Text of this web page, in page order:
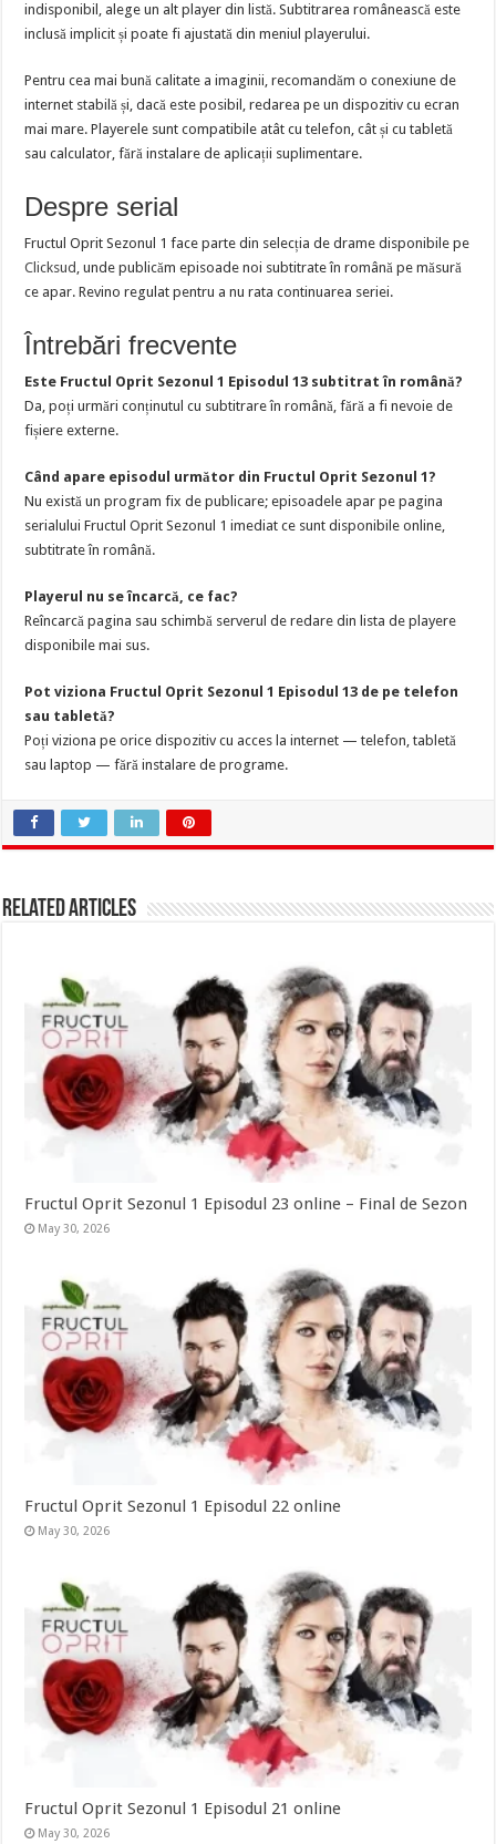
indisponibil, alege un alt player din listă. Subtitrarea românească este
inclusă implicit și poate fi ajustată din meniul playerului.
Pentru cea mai bună calitate a imaginii, recomandăm o conexiune de
internet stabilă și, dacă este posibil, redarea pe un dispozitiv cu ecran
mai mare. Playerele sunt compatibile atât cu telefon, cât și cu tabletă
sau calculator, fără instalare de aplicații suplimentare.
Despre serial
Fructul Oprit Sezonul 1 face parte din selecția de drame disponibile pe
Clicksud , unde publicăm episoade noi subtitrate în română pe măsură
ce apar. Revino regulat pentru a nu rata continuarea seriei.
Întrebări frecvente
Este Fructul Oprit Sezonul 1 Episodul 13 subtitrat în română?
Da, poți urmări conținutul cu subtitrare în română, fără a fi nevoie de
fișiere externe.
Când apare episodul următor din Fructul Oprit Sezonul 1?
Nu există un program fix de publicare; episoadele apar pe pagina
serialului Fructul Oprit Sezonul 1 imediat ce sunt disponibile online,
subtitrate în română.
Playerul nu se încarcă, ce fac?
Reîncarcă pagina sau schimbă serverul de redare din lista de playere
disponibile mai sus.
Pot viziona Fructul Oprit Sezonul 1 Episodul 13 de pe telefon
sau tabletă?
Poți viziona pe orice dispozitiv cu acces la internet — telefon, tabletă
sau laptop — fără instalare de programe.
Related Articles
Fructul Oprit Sezonul 1 Episodul 23 online – Final de Sezon
May 30, 2026
Fructul Oprit Sezonul 1 Episodul 22 online
May 30, 2026
Fructul Oprit Sezonul 1 Episodul 21 online
May 30, 2026